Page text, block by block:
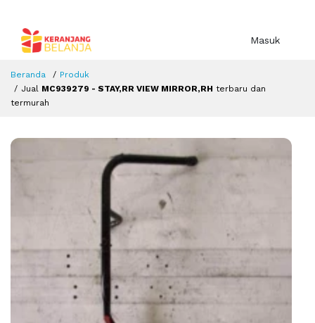
Masuk
Beranda
Produk
Jual MC939279 - STAY,RR VIEW MIRROR,RH terbaru dan
termurah